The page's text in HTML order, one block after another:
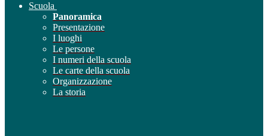
Scuola
Panoramica
Presentazione
I luoghi
Le persone
I numeri della scuola
Le carte della scuola
Organizzazione
La storia